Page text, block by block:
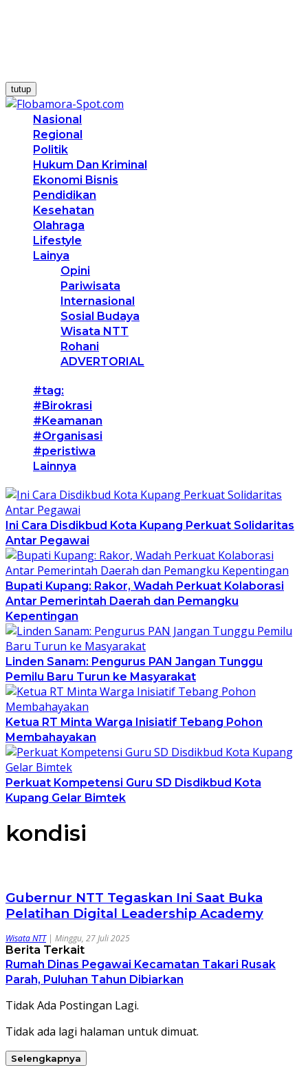
tutup
Nasional
Regional
Politik
Hukum Dan Kriminal
Ekonomi Bisnis
Pendidikan
Kesehatan
Olahraga
Lifestyle
Lainya
Opini
Pariwisata
Internasional
Sosial Budaya
Wisata NTT
Rohani
ADVERTORIAL
#tag:
#Birokrasi
#Keamanan
#Organisasi
#peristiwa
Lainnya
Ini Cara Disdikbud Kota Kupang Perkuat Solidaritas
Antar Pegawai
Bupati Kupang: Rakor, Wadah Perkuat Kolaborasi
Antar Pemerintah Daerah dan Pemangku
Kepentingan
Linden Sanam: Pengurus PAN Jangan Tunggu
Pemilu Baru Turun ke Masyarakat
Ketua RT Minta Warga Inisiatif Tebang Pohon
Membahayakan
Perkuat Kompetensi Guru SD Disdikbud Kota
Kupang Gelar Bimtek
kondisi
Gubernur NTT Tegaskan Ini Saat Buka
Pelatihan Digital Leadership Academy
Wisata NTT| Minggu, 27 Juli 2025
Berita Terkait
Rumah Dinas Pegawai Kecamatan Takari Rusak
Parah, Puluhan Tahun Dibiarkan
Tidak Ada Postingan Lagi.
Tidak ada lagi halaman untuk dimuat.
Selengkapnya